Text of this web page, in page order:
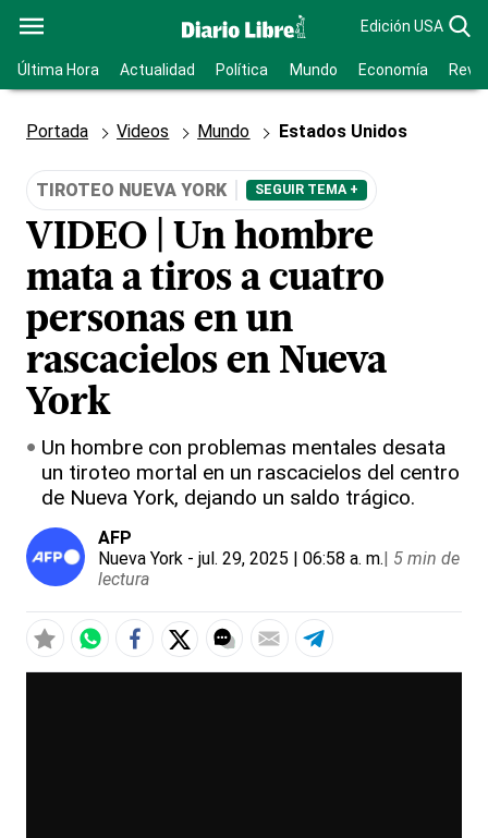
Edición USA
Última Hora Actualidad Política Mundo Economía
Portada Videos Mundo Estados Unidos
TIROTEO NUEVA YORK SEGUIR TEMA +
VIDEO | Un hombre
mata a tiros a cuatro
personas en un
rascacielos en Nueva
York
Un hombre con problemas mentales desata
un tiroteo mortal en un rascacielos del centro
de Nueva York, dejando un saldo trágico.
AFP
Nueva York - jul. 29, 2025 | 06:58 a. m.| 5 min de
lectura